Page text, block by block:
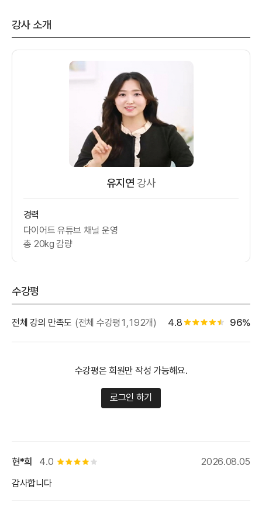
강사 소개
유지연 강사
경력
다이어트 유튜브 채널 운영
총 20kg 감량
수강평
전체 강의 만족도 (전체 수강평1,192개) 4.8 별점 4.5개 별점 백
96%
수강평은 회원만 작성 가능해요.
로그인 하기
4.0 별점 4개
현*희
2026.08.05
감사합니다